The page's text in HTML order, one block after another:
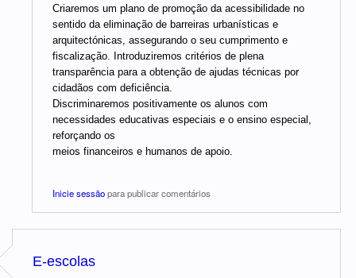
Criaremos um plano de promoção da acessibilidade no
sentido da eliminação de barreiras urbanísticas e
arquitectónicas, assegurando o seu cumprimento e
fiscalização. Introduziremos critérios de plena
transparência para a obtenção de ajudas técnicas por
cidadãos com deficiência.
Discriminaremos positivamente os alunos com
necessidades educativas especiais e o ensino especial,
reforçando os
meios financeiros e humanos de apoio.
Inicie sessãopara publicar comentários
E-escolas